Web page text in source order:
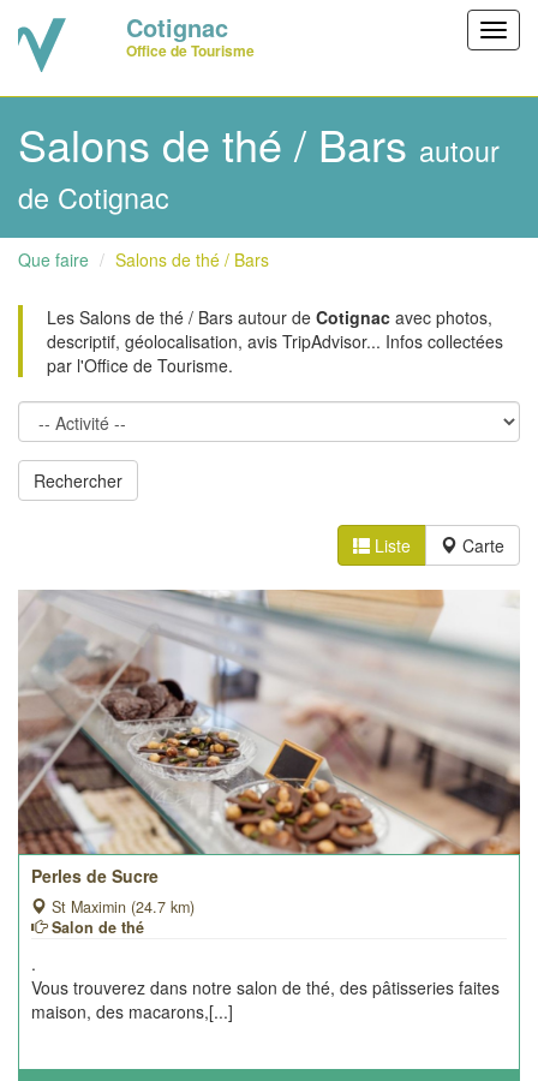
Cotignac
Office de Tourisme
Salons de thé / Bars autour
de Cotignac
Que faire Salons de thé / Bars
Les Salons de thé / Bars autour de Cotignac avec photos,
descriptif, géolocalisation, avis TripAdvisor... Infos collectées
par l'Office de Tourisme.
Liste Carte
Perles de Sucre
St Maximin (24.7 km)
Salon de thé
.
Vous trouverez dans notre salon de thé, des pâtisseries faites
maison, des macarons,[...]